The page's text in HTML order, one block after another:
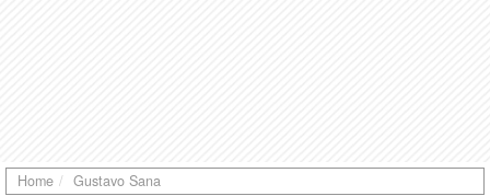
Home Gustavo Sana